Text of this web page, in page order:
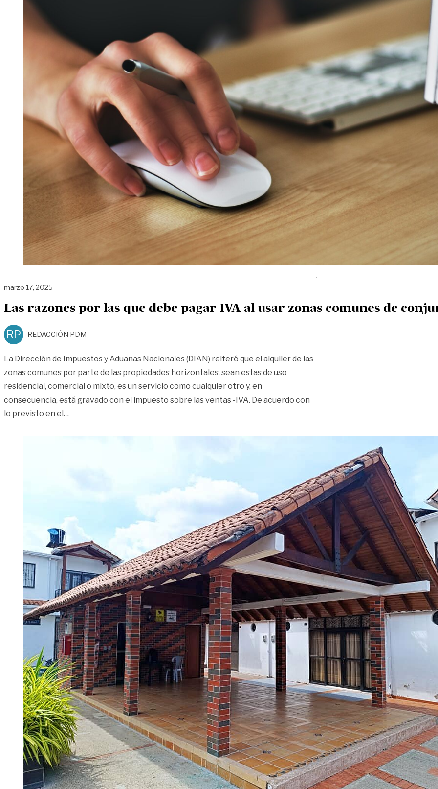
marzo 17, 2025
Las razones por las que debe pagar IVA al usar zonas comunes de
RP REDACCIÓN PDM
La Dirección de Impuestos y Aduanas Nacionales (DIAN) reiteró que el alquiler de las
zonas comunes por parte de las propiedades horizontales, sean estas de uso
residencial, comercial o mixto, es un servicio como cualquier otro y, en
consecuencia, está gravado con el impuesto sobre las ventas -IVA. De acuerdo con
lo previsto en el…